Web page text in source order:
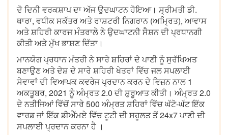
ਦੋ ਦਿਨੀ ਵਰਕਸ਼ਾਪ ਦਾ ਅੱਜ ਉਦਘਾਟਨ ਹੋਇਆ। ਸ੍ਰੀਮਤੀ ਡੀ.
ਥਾਰਾ, ਵਧੀਕ ਸਕੱਤਰ ਅਤੇ ਰਾਸ਼ਟਰੀ ਨਿਗਰਾਨ (ਅਮ੍ਰਿਤ), ਆਵਾਸ
ਅਤੇ ਸ਼ਹਿਰੀ ਕਾਰਜ ਮੰਤਰਾਲੇ ਨੇ ਉਦਘਾਟਨੀ ਸੈਸ਼ਨ ਦੀ ਪ੍ਰਧਾਨਗੀ
ਕੀਤੀ ਅਤੇ ਮੁੱਖ ਭਾਸ਼ਣ ਦਿੱਤਾ।
ਮਾਨਯੋਗ ਪ੍ਰਧਾਨ ਮੰਤਰੀ ਨੇ ਸਾਰੇ ਸ਼ਹਿਰਾਂ ਦੇ ਪਾਣੀ ਨੂੰ ਸੁਰੱਖਿਅਤ
ਬਣਾਉਣ ਅਤੇ ਦੇਸ਼ ਦੇ ਸਾਰੇ ਸ਼ਹਿਰੀ ਖੇਤਰਾਂ ਵਿੱਚ ਜਲ ਸਪਲਾਈ
ਸੇਵਾਵਾਂ ਦੀ ਵਿਆਪਕ ਕਵਰੇਜ ਪ੍ਰਦਾਨ ਕਰਨ ਦੇ ਵਿਜ਼ਨ ਨਾਲ 1
ਅਕਤੂਬਰ, 2021 ਨੂੰ ਅੰਮ੍ਰਤ 2.0 ਦੀ ਸ਼ੁਰੂਆਤ ਕੀਤੀ। ਅੰਮ੍ਰਤ 2.0
ਦੇ ਨਤੀਜਿਆਂ ਵਿੱਚੋਂ ਸਾਰੇ 500 ਅੰਮ੍ਰਤ ਸ਼ਹਿਰਾਂ ਵਿੱਚ ਘੱਟੋ-ਘੱਟ ਇੱਕ
ਵਾਰਡ ਜਾਂ ਇੱਕ ਡੀਐੱਮਏ ਵਿੱਚ ਟੂਟੀ ਦੀ ਸਹੂਲਤ ਤੋਂ 24x7 ਪਾਣੀ ਦੀ
ਸਪਲਾਈ ਪ੍ਰਦਾਨ ਕਰਨਾ ਹੈ ।